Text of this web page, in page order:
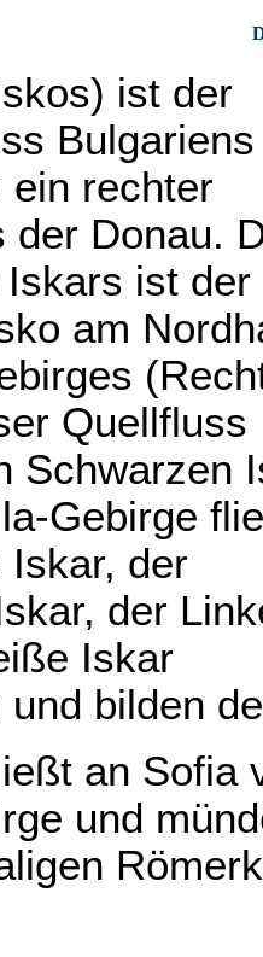
ist der
ein rechter
der Donau.
ist der
am
Quellfluss
Schwarzen
Gebirge
Iskar, der
der
Iskar
und bilden
an Sofia
und